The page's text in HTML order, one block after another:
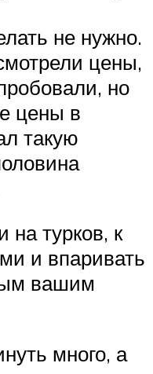
не нужно.
цены,
но
цены в
такую
на турков, к
и впаривать
вашим
много, а